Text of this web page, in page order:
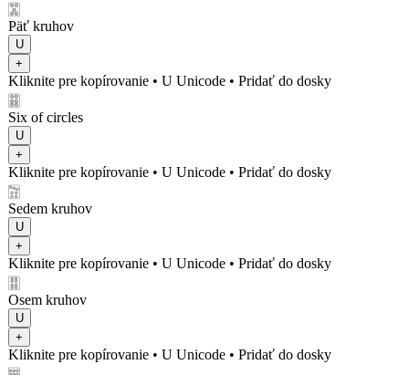
🀝
Päť kruhov
U
+
Kliknite pre kopírovanie • U Unicode • Pridať do dosky
🀞
Six of circles
U
+
Kliknite pre kopírovanie • U Unicode • Pridať do dosky
🀟
Sedem kruhov
U
+
Kliknite pre kopírovanie • U Unicode • Pridať do dosky
🀠
Osem kruhov
U
+
Kliknite pre kopírovanie • U Unicode • Pridať do dosky